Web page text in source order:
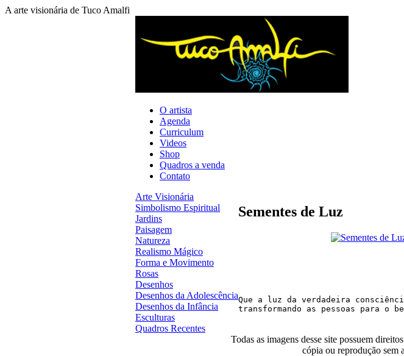
A arte visionária de Tuco Amalfi
O artista
Agenda
Curriculum
Videos
Shop
Quadros a venda
Contato
Arte Visionária
Simbolismo Espiritual
Jardins
Paisagem
Natureza
Realismo Mágico
Forma e Movimento
Rosas
Desenhos
Desenhos da Adolescência
Desenhos da Infância
Esculturas
Quadros Recentes
Sementes de Luz
Que a luz da verdadeira
Todas as imagens desse site possuem
cópia ou reprodução sem